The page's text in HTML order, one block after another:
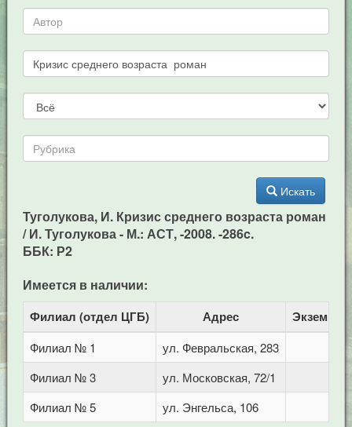
Искать
Туголукова, И. Кризис среднего возраста роман
/ И. Туголукова - М.: АСТ, -2008. -286c.
ББК: Р2
Имеется в наличии:
Филиал (отдел ЦГБ) Адрес
Филиал № 1 ул. Февральская, 283
Филиал № 3
ул. Московская, 72/1
Филиал № 5
ул. Энгельса, 106